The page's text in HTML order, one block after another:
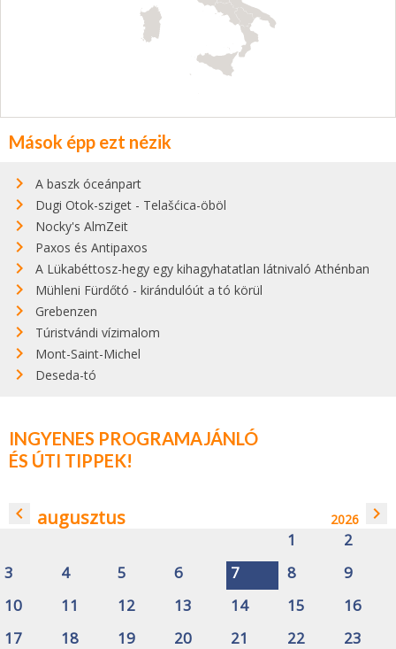
Mások épp ezt nézik
A baszk óceánpart
Dugi Otok-sziget - Telašćica-öböl
Nocky's AlmZeit
Paxos és Antipaxos
A Lükabéttosz-hegy egy kihagyhatatlan látnivaló Athénban
Mühleni Fürdőtó - kirándulóút a tó körül
Grebenzen
Túristvándi vízimalom
Mont-Saint-Michel
Deseda-tó
INGYENES PROGRAMAJÁNLÓ
ÉS ÚTI TIPPEK!
navigate_before augusztus 2026 navigate_next
1
2
3
4 5 6 7 8
9
10
11 12 13 14 15
16
17
18 19 20 21 22
23